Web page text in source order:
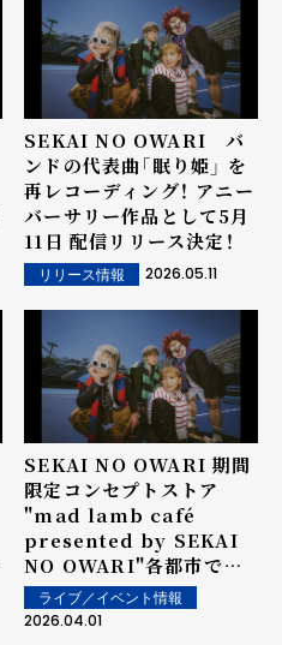
SEKAI NO OWARI バ
ンドの代表曲「眠り姫」 を
再レコーディング！ アニー
バーサリー作品として5月
11日 配信リリース決定！
リリース情報 2026.05.11
SEKAI NO OWARI 期間
限定コンセプトストア
"mad lamb café
presented by SEKAI
NO OWARI"各都市で開
催決定！
ライブ／イベント情報
2026.04.01